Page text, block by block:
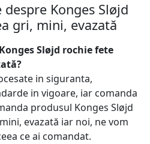
Konges Sløjd
gri, mini, evazată
Sløjd rochie fete
in siguranta,
in vigoare, iar comanda
produsul Konges Sløjd
evazată iar noi, ne vom
ce ai comandat.